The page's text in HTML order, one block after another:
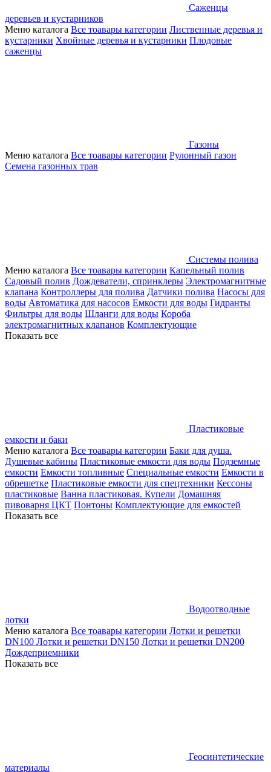
Саженцы
деревьев и кустарников
Меню каталога Все тоавары категории Лиственные деревья и
кустарники Хвойные деревья и кустарники Плодовые
саженцы
Газоны
Меню каталога Все тоавары категории Рулонный газон
Семена газонных трав
Системы полива
Меню каталога Все тоавары категории Капельный полив
Садовый полив Дождеватели, спринклеры Электромагнитные
клапана Контроллеры для полива Датчики полива Насосы для
воды Автоматика для насосов Емкости для воды Гидранты
Фильтры для воды Шланги для воды Короба
электромагнитных клапанов Комплектующие
Показать все
Пластиковые
емкости и баки
Меню каталога Все тоавары категории Баки для душа.
Душевые кабины Пластиковые емкости для воды Подземные
емкости Емкости топливные Специальные емкости Емкости в
обрешетке Пластиковые емкости для спецтехники Кессоны
пластиковые Ванна пластиковая. Купели Домашняя
пивоварня ЦКТ Понтоны Комплектующие для емкостей
Показать все
Водоотводные
лотки
Меню каталога Все тоавары категории Лотки и решетки
DN100 Лотки и решетки DN150 Лотки и решетки DN200
Дождеприемники
Показать все
Геосинтетические
материалы